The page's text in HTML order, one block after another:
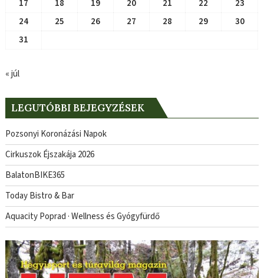
17 18 19 20 21 22
23
24
25 26 27 28 29
30
31
« júl
LEGUTÓBBI BEJEGYZÉSEK
Pozsonyi Koronázási Napok
Cirkuszok Éjszakája 2026
BalatonBIKE365
Today Bistro & Bar
Aquacity Poprad · Wellness és Gyógyfürdő